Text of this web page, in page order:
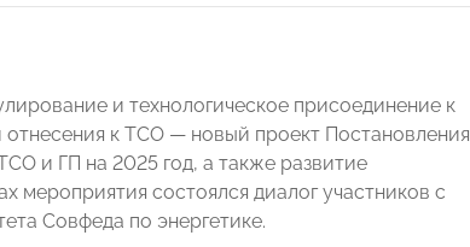
и технологическое присоединение к
к ТСО — новый проект Постановления
и ГП на 2025 год, а также развитие
мероприятия состоялся диалог участников с
Совфеда по энергетике.